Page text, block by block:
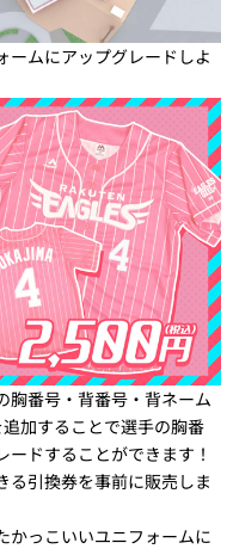
ームにアップグレードしよ
胸番号・背番号・背ネーム
加することで選手の胸番
ドすることができます！
る引換券を事前に販売しま
かっこいいユニフォームに